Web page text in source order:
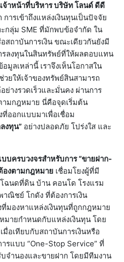
าหน้าที่บริหาร บริษัท โลนด์ ดีดี
การเข้าถึงแหล่งเงินทุนเป็นปัจจัย
กลุ่ม SME ที่มักพบข้อจำกัด ใน
สถาบันการเงิน ขณะเดียวกันยังมี
รลงทุนในสินทรัพย์ที่ให้ผลตอบแทน
มูลเหล่านี้ เราจึงเห็นโอกาสใน
ยให้เจ้าของทรัพย์สินสามารถ
ย่างรวดเร็วและมั่นคง ผ่านการ
ามกฎหมาย นี่คือจุดเริ่มต้น
ที่ออกแบบมาเพื่อเชื่อม
งทุน” อย่างปลอดภัย โปร่งใส และ
บครบวงจรสำหรับการ “ขายฝาก-
องตามกฎหมาย เชื่อมโยงผู้ที่มี
ฉนดที่ดิน บ้าน คอนโด โรงแรม
าณิชย์ โกดัง ที่ต้องการเงิน
มองหาแหล่งเงินทุนที่ถูกกฎหมาย
มายกำหนดกับแหล่งเงินทุน โดย
มื่อเทียบกับสถาบันการเงินหรือ
รแบบ “One-Stop Service” ที่
จำนองและขายฝาก โดยมีทีมงาน